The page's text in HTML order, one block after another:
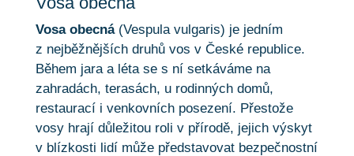
Vosa obecná(Vespula vulgaris) je jedním
z nejběžnějších druhů vos v České republice.
Během jara a léta se s ní setkáváme na
zahradách, terasách, u rodinných domů,
restaurací i venkovních posezení. Přestože
vosy hrají důležitou roli v přírodě, jejich výskyt
v blízkosti lidí může představovat bezpečnostní